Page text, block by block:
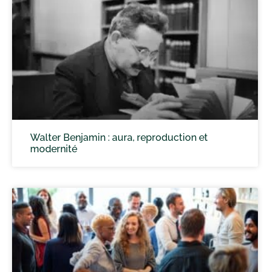
Walter Benjamin : aura, reproduction et
modernité